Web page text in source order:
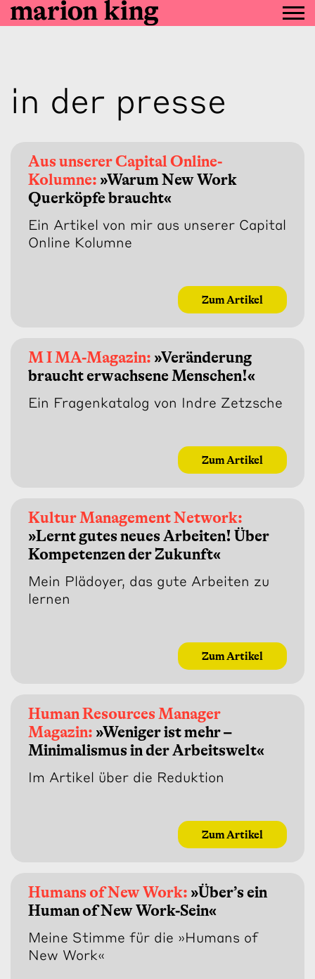
in der presse
Aus unserer Capital Online-
Kolumne: »Warum New Work
Querköpfe braucht«
Ein Artikel von mir aus unserer Capital
Online Kolumne
Zum Artikel
M I MA-Magazin: »Veränderung
braucht erwachsene Menschen!«
Ein Fragenkatalog von Indre Zetzsche
Zum Artikel
Kultur Management Network:
»Lernt gutes neues Arbeiten! Über
Kompetenzen der Zukunft«
Mein Plädoyer, das gute Arbeiten zu
lernen
Zum Artikel
Human Resources Manager
Magazin: »Weniger ist mehr –
Minimalismus in der Arbeitswelt«
Im Artikel über die Reduktion
Zum Artikel
Humans of New Work: »Über’s ein
Human of New Work-Sein«
Meine Stimme für die »Humans of
New Work«